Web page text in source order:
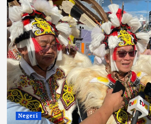
Negeri